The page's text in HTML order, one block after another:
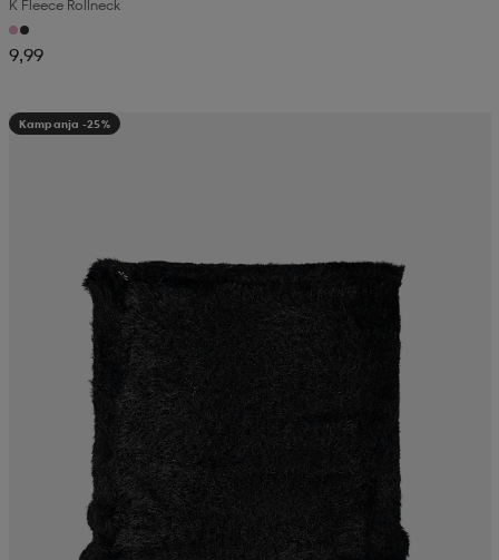
K Fleece Rollneck
9,99
Kampanja -25%